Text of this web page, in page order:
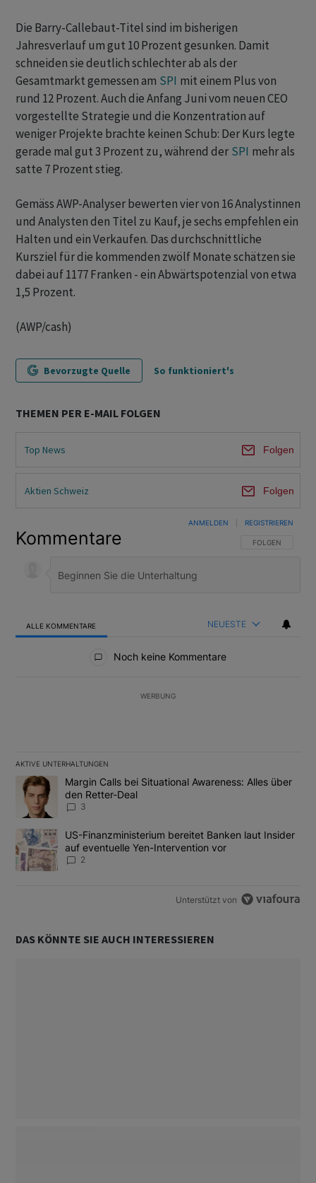
Die Barry-Callebaut-Titel sind im bisherigen
Jahresverlauf um gut 10 Prozent gesunken. Damit
schneiden sie deutlich schlechter ab als der
Gesamtmarkt gemessen am SPI mit einem Plus von
rund 12 Prozent. Auch die Anfang Juni vom neuen CEO
vorgestellte Strategie und die Konzentration auf
weniger Projekte brachte keinen Schub: Der Kurs legte
gerade mal gut 3 Prozent zu, während der SPI mehr als
satte 7 Prozent stieg.
Gemäss AWP-Analyser bewerten vier von 16 Analystinnen
und Analysten den Titel zu Kauf, je sechs empfehlen ein
Halten und ein Verkaufen. Das durchschnittliche
Kursziel für die kommenden zwölf Monate schätzen sie
dabei auf 1177 Franken - ein Abwärtspotenzial von etwa
1,5 Prozent.
(AWP/cash)
Bevorzugte Quelle So funktioniert's
THEMEN PER E-MAIL FOLGEN
Top News Folgen
Aktien Schweiz Folgen
Kommentare FOLGE DIESER
FOLGEN
ANMELDEN REGISTRIEREN
ALLE KOMMENTARE NEUESTE
Noch keine Kommentare
WERBUNG
AKTIVE UNTERHALTUNGEN
Das Folgende ist eine Liste der am meisten kommentierten
Ein Trendartikel mit dem Titel "Margin Calls bei Situational
Margin Calls bei Situational Awareness: Alles über
den Retter-Deal
3
Ein Trendartikel mit dem Titel "US-Finanzministerium bereitet
US-Finanzministerium bereitet Banken laut Insider
auf eventuelle Yen-Intervention vor
2
Unterstützt von
DAS KÖNNTE SIE AUCH INTERESSIEREN